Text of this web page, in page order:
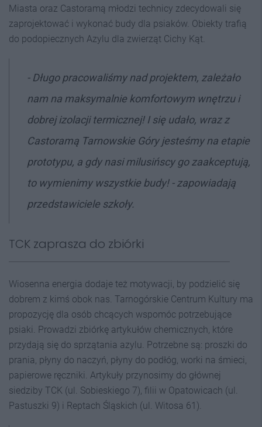
Miasta oraz Castoramą młodzi technicy zdecydowali się
zaprojektować i wykonać budy dla psiaków. Obiekty trafią
do podopiecznych Azylu dla zwierząt Cichy Kąt.
- Długo pracowaliśmy nad projektem, zależało
nam na maksymalnie komfortowym wnętrzu i
dobrej izolacji termicznej! I się udało, wraz z
Castoramą Tarnowskie Góry jesteśmy na etapie
prototypu, a gdy nasi milusińscy go zaakceptują,
to wymienimy wszystkie budy! - zapowiadają
przedstawiciele szkoły.
TCK zaprasza do zbiórki
Wiosenna energia dodaje też motywacji, by podzielić się
dobrem z kimś obok nas. Tarnogórskie Centrum Kultury ma
propozycję dla osób chcących wspomóc potrzebujące
psiaki. Prowadzi zbiórkę artykułów chemicznych, które
przydają się do sprzątania azylu. Potrzebne są: proszki do
prania, płyny do naczyń, płyny do podłóg, worki na śmieci,
papierowe ręczniki. Artykuły przynosimy do głównej
siedziby TCK (ul. Sobieskiego 7), filii w Opatowicach (ul.
Pastuszki 9) i Reptach Śląskich (ul. Witosa 61).